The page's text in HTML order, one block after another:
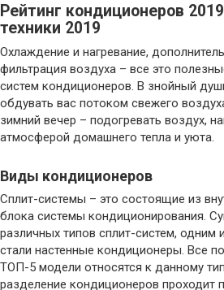
Рейтинг кондиционеров
техники 2019
Охлаждение и нагревание,
фильтрация воздуха – все это
систем кондиционеров. В знойный
обдувать вас потоком свежего
зимний вечер – подогревать воздух,
атмосферой домашнего тепла и уюта.
Виды кондиционеров
Сплит-системы – это состоящие из
блока системы кондиционирования.
различных типов сплит-систем, одним
стали настенные кондиционеры. Все
ТОП-5 модели относятся к данному
разделение кондиционеров проходит